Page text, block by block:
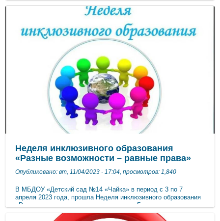
в жизни нашей страны, и об этом должны знать дети. Очень
стране, её культуре, осознание личной причастности к жизни
Родины. Тема космоса всегда интересна детям,
поэтому педагоги никогда не оставляют её без внимания.
Для детей старшего возраста было проведёно развлечение-
"Космическое путешествие". Воспитанники ознакомлены
с информацией о первом полёте человека в космос, о
планетах Солнечной системы, о Вселенной. В группах
оформлены выставки детских работ, плакатов, посвящённые
этому празднику.
Неделя инклюзивного образования
«Разные возможности – равные права»
Опубликовано: вт, 11/04/2023 - 17:04, просмотров: 1,840
В МБДОУ «Детский сад №14 «Чайка» в период с 3 по 7
апреля 2023 года, прошла Неделя инклюзивного образования
«Разные возможности – равные права». Главная цель
проведения Недели в ДОУ заключается в формировании у